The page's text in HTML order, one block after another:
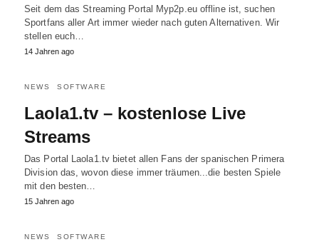
Seit dem das Streaming Portal Myp2p.eu offline ist, suchen
Sportfans aller Art immer wieder nach guten Alternativen. Wir
stellen euch…
14 Jahren ago
NEWS SOFTWARE
Laola1.tv – kostenlose Live
Streams
Das Portal Laola1.tv bietet allen Fans der spanischen Primera
Division das, wovon diese immer träumen...die besten Spiele
mit den besten…
15 Jahren ago
NEWS SOFTWARE